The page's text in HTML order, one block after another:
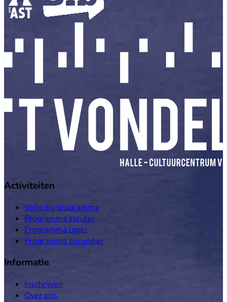
Activiteiten
Volledig programma
Programma kleuter
Programma lager
Programma secundair
Informatie
Inschrijven
Over ons